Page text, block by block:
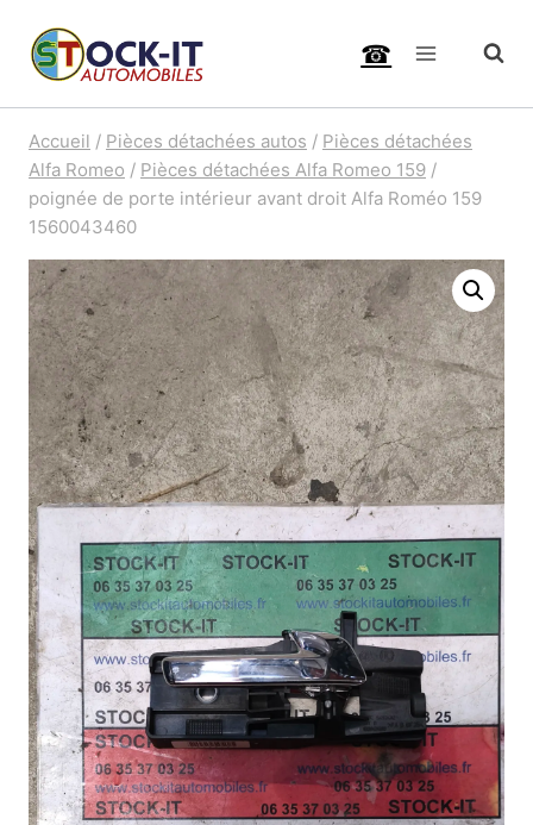
☎
Accueil / Pièces détachées autos / Pièces détachées
Alfa Romeo / Pièces détachées Alfa Romeo 159 /
poignée de porte intérieur avant droit Alfa Roméo 159
1560043460